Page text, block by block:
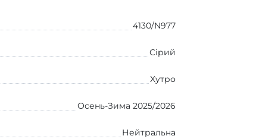
4130/N977
Сірий
Хутро
Осень-Зима 2025/2026
Нейтральна